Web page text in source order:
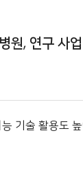
원, 연구 사
기술 활용도